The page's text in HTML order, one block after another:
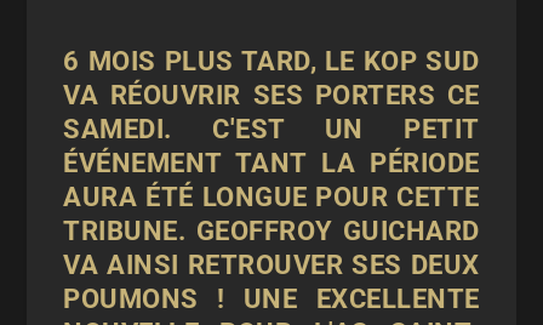
6 MOIS PLUS TARD, LE KOP SUD
VA RÉOUVRIR SES PORTERS CE
SAMEDI. C'EST UN PETIT
ÉVÉNEMENT TANT LA PÉRIODE
AURA ÉTÉ LONGUE POUR CETTE
TRIBUNE. GEOFFROY GUICHARD
VA AINSI RETROUVER SES DEUX
POUMONS ! UNE EXCELLENTE